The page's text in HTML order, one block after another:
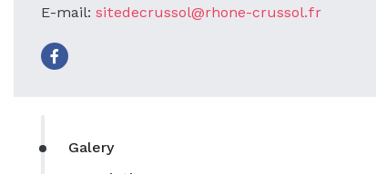
E-mail: sitedecrussol@rhone-crussol.fr
Galery